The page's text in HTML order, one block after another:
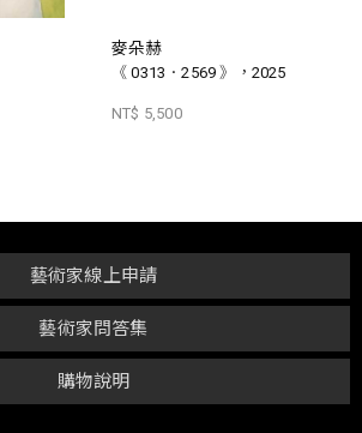
麥朵赫
《 0313．2569 》，2025
NT$ 5,500
購物說明
藝術家問答集
藝術家線上申請